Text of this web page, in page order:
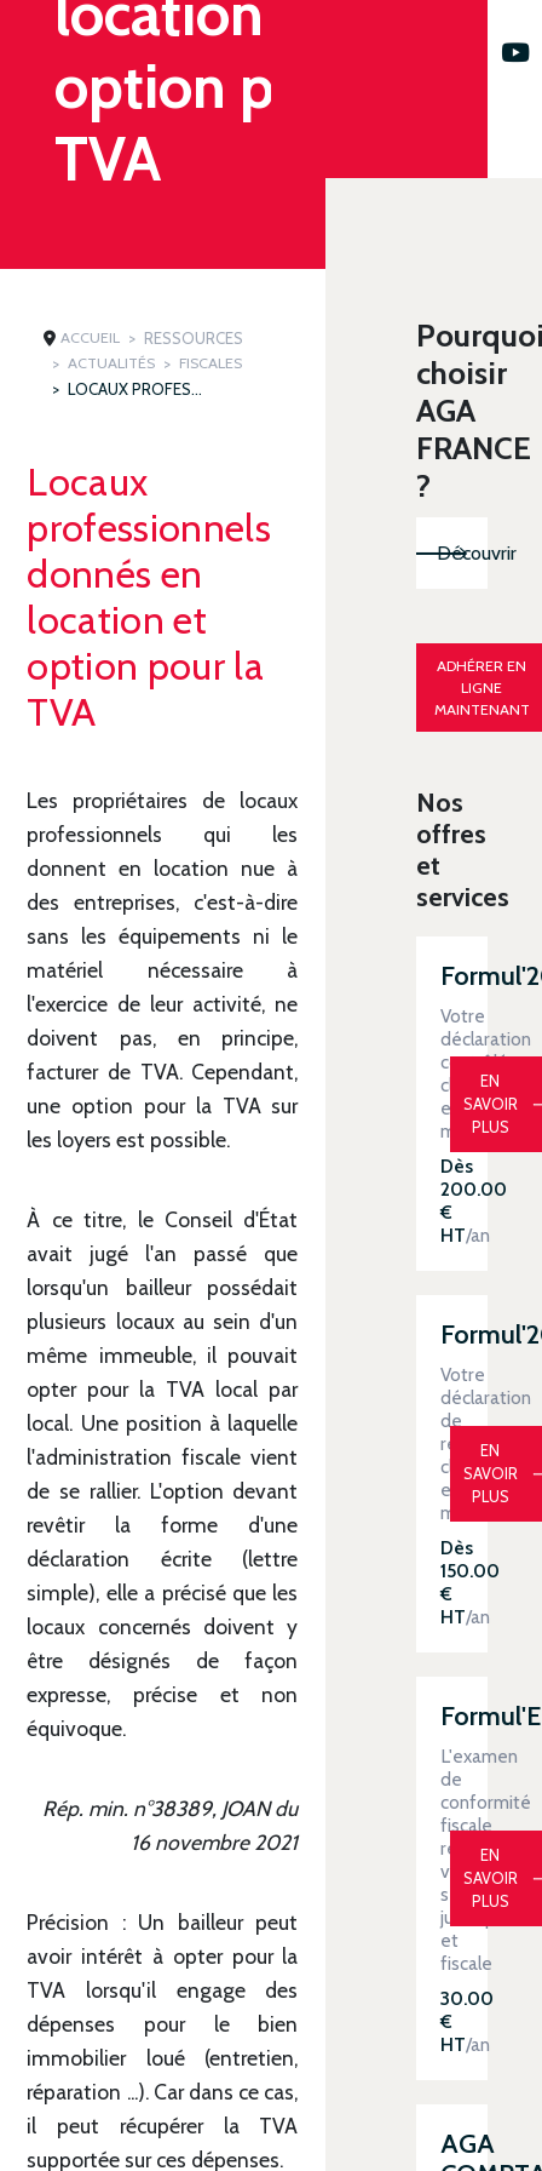
option pour la
TVA
ACCUEIL RESSOURCES
ACTUALITÉS FISCALES
LOCAUX PROFESSIONNELS DONNÉS EN LOCATION ET OPTION POUR LA TVA
Locaux
professionnels
donnés en
location et
option pour la
TVA
Les propriétaires de locaux
professionnels qui les
donnent en location nue à
des entreprises, c'est-à-dire
sans les équipements ni le
matériel nécessaire à
l'exercice de leur activité, ne
doivent pas, en principe,
facturer de TVA. Cependant,
une option pour la TVA sur
les loyers est possible.
À ce titre, le Conseil d'État
avait jugé l'an passé que
lorsqu'un bailleur possédait
plusieurs locaux au sein d'un
même immeuble, il pouvait
opter pour la TVA local par
local. Une position à laquelle
l'administration fiscale vient
de se rallier. L'option devant
revêtir la forme d'une
déclaration écrite (lettre
simple), elle a précisé que les
locaux concernés doivent y
être désignés de façon
expresse, précise et non
équivoque.
Rép. min. n°38389, JOAN du
16 novembre 2021
Précision : Un bailleur peut
avoir intérêt à opter pour la
TVA lorsqu'il engage des
dépenses pour le bien
immobilier loué (entretien,
réparation ...). Car dans ce cas,
il peut récupérer la TVA
supportée sur ces dépenses.
choisir
AGA
FRANCE
?
Découvrir
ADHÉRER EN
LIGNE
MAINTENANT
Nos
offres
et
services
Votre
déclaration
contrôlée
clé
en
main
Dès
200.00
€
HT/an
EN
SAVOIR
PLUS
Votre
déclaration
de
revenus
clé
en
main
Dès
150.00
€
HT/an
EN
SAVOIR
PLUS
L'examen
de
conformité
fiscale
renforce
votre
sécurité
juridique
et
fiscale
30.00
€
HT/an
EN
SAVOIR
PLUS
AGA